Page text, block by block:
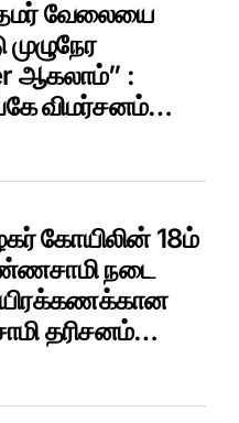
வேலையை
முழுநேர
ஆகலாம்” :
விமர்சனம்…
கோயிலின் 18ம்
நடை
தரிசனம்…